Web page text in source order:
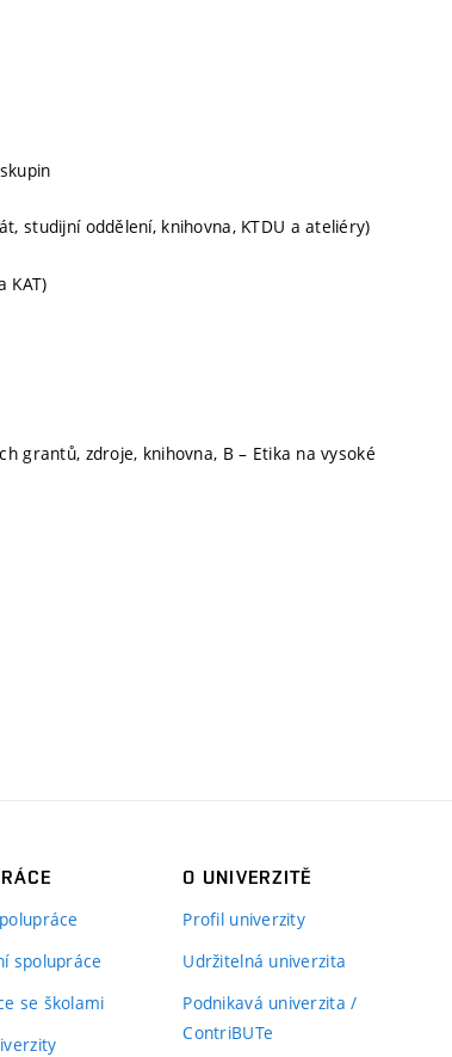
studijní oddělení, knihovna, KTDU a ateliéry)
KAT)
grantů, zdroje, knihovna, B – Etika na vysoké
spolupráce
se školami
O UNIVERZITĚ
Profil univerzity
Udržitelná univerzita
Podnikavá univerzita /
ContriBUTe